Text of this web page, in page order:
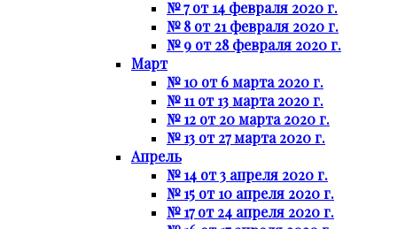
№ 7 от 14 февраля 2020 г.
№ 8 от 21 февраля 2020 г.
№ 9 от 28 февраля 2020 г.
Март
№ 10 от 6 марта 2020 г.
№ 11 от 13 марта 2020 г.
№ 12 от 20 марта 2020 г.
№ 13 от 27 марта 2020 г.
Апрель
№ 14 от 3 апреля 2020 г.
№ 15 от 10 апреля 2020 г.
№ 17 от 24 апреля 2020 г.